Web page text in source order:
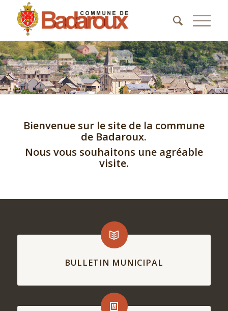
Bienvenue sur le site de la commune
de Badaroux.
Nous vous souhaitons une agréable
visite.
BULLETIN MUNICIPAL